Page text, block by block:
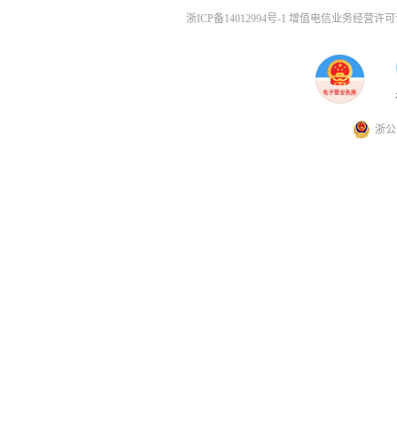
浙ICP备14012994号-1 增值电信业务经营许
浙公